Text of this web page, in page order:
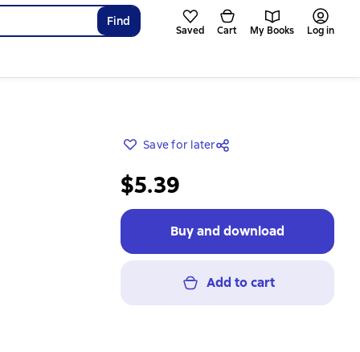
Find
Saved Cart My Books Log in
Save for later
$5.39
Buy and download
Add to cart